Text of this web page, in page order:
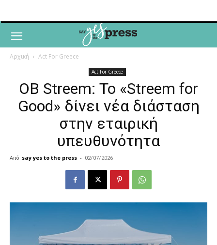
Αρχική Act For Greece
Act For Greece
OB Streem: Το «Streem for
Good» δίνει νέα διάσταση
στην εταιρική
υπευθυνότητα
Από say yes to the press - 02/07/2026